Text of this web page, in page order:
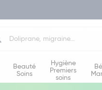
Beauté
Soins
Hygiène
Premiers
soins